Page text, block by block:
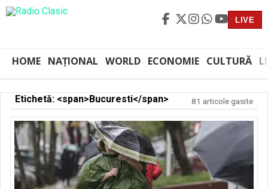
LIVE
HOME NAȚIONAL WORLD ECONOMIE CULTURĂ
Etichetă: <span>Bucuresti</span> 81 articole gasite